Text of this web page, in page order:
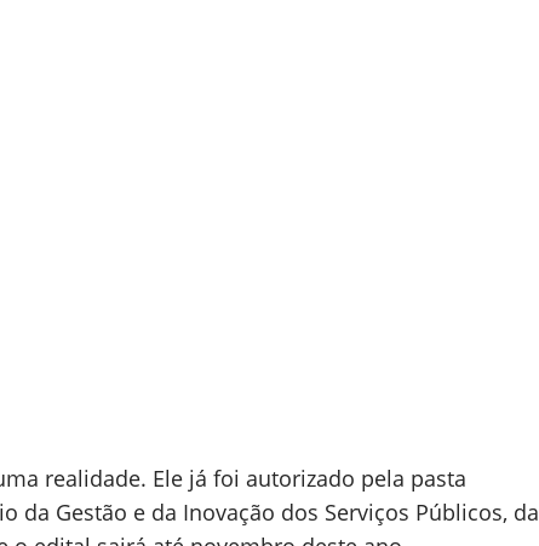
realidade. Ele já foi autorizado pela pasta
da Gestão e da Inovação dos Serviços Públicos, da